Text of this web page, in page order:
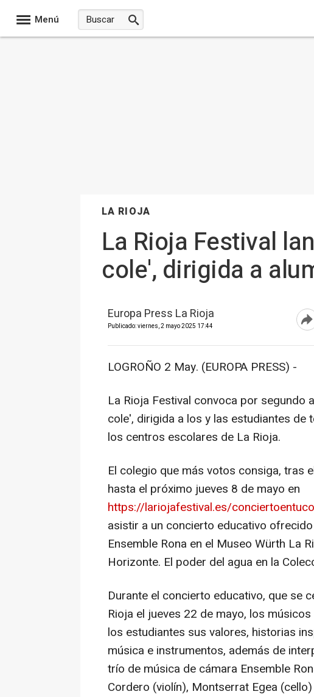
Menú
LA RIOJA
La Rioja Festival
cole', dirigida a
Europa Press La Rioja
Publicado: viernes, 2 mayo 2025 17:44
LOGROÑO 2 May. (EUROPA PRESS) -
La Rioja Festival convoca por segundo
cole', dirigida a los y las estudiantes
los centros escolares de La Rioja.
El colegio que más votos consiga, tras
hasta el próximo jueves 8 de mayo en
https://lariojafestival.es/
asistir a un concierto educativo
Ensemble Rona en el Museo Würth La
Horizonte. El poder del agua en la
Durante el concierto educativo, que se
Rioja el jueves 22 de mayo, los
los estudiantes sus valores, historias
música e instrumentos, además de
trío de música de cámara Ensemble
Cordero (violín), Montserrat Egea